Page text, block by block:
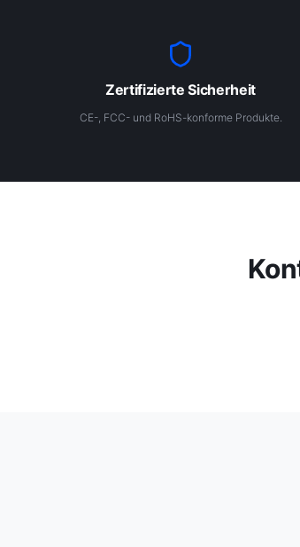
Zertifizierte Sicherheit
CE-, FCC- und RoHS-konforme Produkte.